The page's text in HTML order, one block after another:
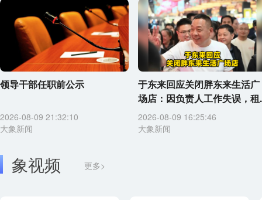
领导干部任职前公示
2026-08-09 21:32:10
大象新闻
于东来回应关闭胖东来生活广
场店：因负责人工作失误，租
2026-08-09 16:25:46
大象新闻
象视频 更多>